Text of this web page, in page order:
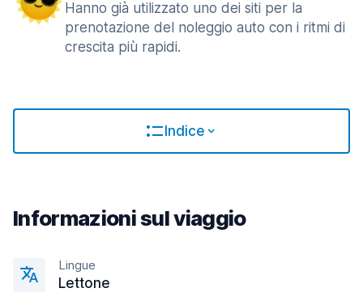
Hanno già utilizzato uno dei siti per la
prenotazione del noleggio auto con i ritmi di
crescita più rapidi.
Indice
Informazioni sul viaggio
Lingue
Lettone